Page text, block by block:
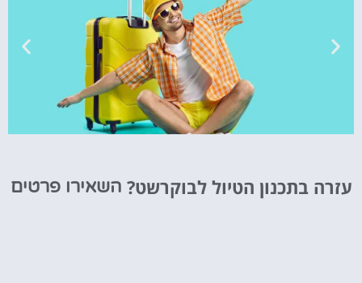
מציאת
עזרה בתכנון הטיול לבוקרשט? השאירו פרטים